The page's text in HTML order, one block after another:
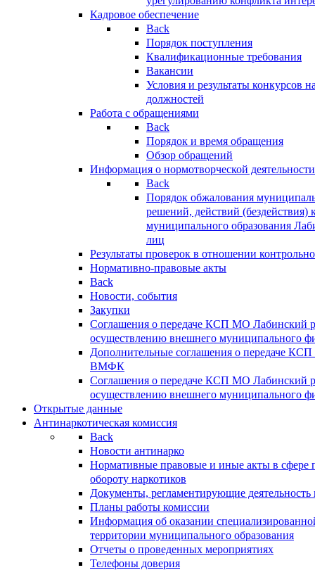
Кадровое обеспечение
Back
Порядок поступления
Квалификационные требования
Вакансии
Условия и результаты конкурсов
должностей
Работа с обращениями
Back
Порядок и время обращения
Обзор обращений
Информация о нормотворческой деятельности
Back
Порядок обжалования
решений, действий (бездействия)
муниципального образования
лиц
Результаты проверок в отношении
Нормативно-правовые акты
Back
Новости, события
Закупки
Соглашения о передаче КСП МО Лабинский
осуществлению внешнего муниципального
Дополнительные соглашения о передаче
ВМФК
Соглашения о передаче КСП МО Лабинский
осуществлению внешнего муниципального
Открытые данные
Антинаркотическая комиссия
Back
Новости антинарко
Нормативные правовые и иные акты в сфере
обороту наркотиков
Документы, регламентирующие деятельность
Планы работы комиссии
Информация об оказании
территории муниципального образования
Отчеты о проведенных мероприятиях
Телефоны доверия